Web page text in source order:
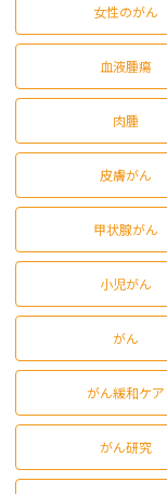
女性のがん
血液腫瘍
肉腫
皮膚がん
甲状腺がん
小児がん
がん
がん緩和ケア
がん研究